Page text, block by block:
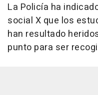
La Policía ha
social X que los
han resultado
punto para ser